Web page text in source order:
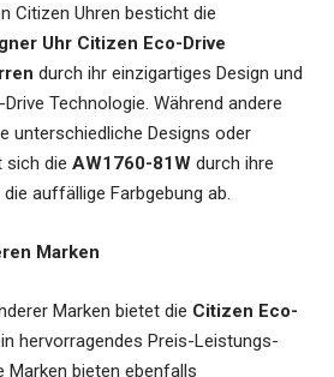
Citizen Uhren besticht die
Uhr Citizen Eco-Drive
durch ihr einzigartiges Design und
Technologie. Während andere
unterschiedliche Designs oder
sich die AW1760-81W durch ihre
auffällige Farbgebung ab.
Marken
Marken bietet die Citizen Eco-
hervorragendes Preis-Leistungs-
Marken bieten ebenfalls